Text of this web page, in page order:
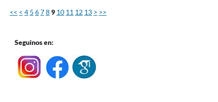
<< < 4 5 6789 10 11 12 13 > >>
Seguinos en: